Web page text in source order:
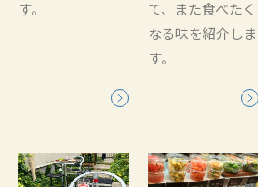
す。
て、また食べたく
なる味を紹介しま
す。